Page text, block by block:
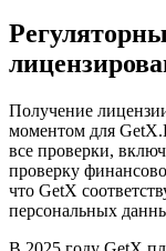
Получение
моментом для
все проверки,
проверку
что GetX
персональных